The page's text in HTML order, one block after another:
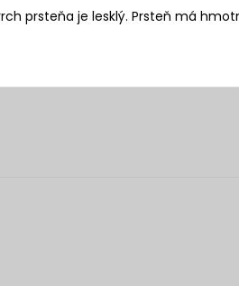
prsteňa je lesklý. Prsteň má